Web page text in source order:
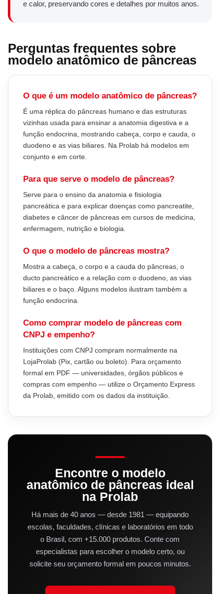
e calor, preservando cores e detalhes por muitos anos.
Perguntas frequentes sobre
modelo anatômico de pâncreas
O que é um modelo anatômico de pâncreas?
É uma réplica do pâncreas humano e das estruturas
vizinhas usada para ensinar a anatomia digestiva e a
função endocrina, mostrando cabeça, corpo e cauda, o
duodeno e as vias biliares. Na Prolab há modelos em
conjunto e em corte.
Para que serve o modelo de pâncreas?
Serve para o ensino da anatomia e fisiologia
pancreática e para explicar doenças como pancreatite,
diabetes e câncer de pâncreas em cursos de medicina,
enfermagem, nutrição e biologia.
O que o modelo de pâncreas mostra?
Mostra a cabeça, o corpo e a cauda do pâncreas, o
ducto pancreático e a relação com o duodeno, as vias
biliares e o baço. Alguns modelos ilustram também a
função endocrina.
Como comprar modelo de pâncreas com
CNPJ e empenho?
Instituições com CNPJ compram normalmente na
LojaProlab (Pix, cartão ou boleto). Para orçamento
formal em PDF — universidades, órgãos públicos e
compras com empenho — utilize o Orçamento Express
da Prolab, emitido com os dados da instituição.
Encontre o modelo
anatômico de pâncreas ideal
na Prolab
Há mais de 40 anos — desde 1981 — equipando
escolas, faculdades, clínicas e laboratórios em todo
o Brasil, com +15.000 produtos. Conte com
especialistas para escolher o modelo certo, ou
solicite seu orçamento formal em poucos minutos.